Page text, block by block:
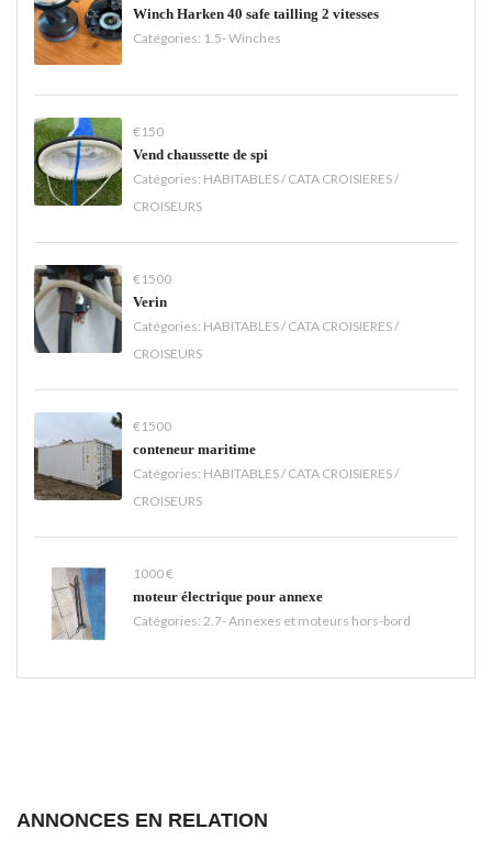
Winch Harken 40 safe tailling 2 vitesses
Catégories: 1.5- Winches
€150
Vend chaussette de spi
Catégories: HABITABLES / CATA CROISIERES /
CROISEURS
€1500
Verin
Catégories: HABITABLES / CATA CROISIERES /
CROISEURS
€1500
conteneur maritime
Catégories: HABITABLES / CATA CROISIERES /
CROISEURS
1000 €
moteur électrique pour annexe
Catégories: 2.7- Annexes et moteurs hors-bord
ANNONCES EN RELATION